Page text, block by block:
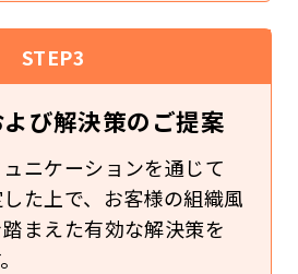
STEP3
び解決策のご提案
ニケーションを通じて
た上で、お客様の組織風
まえた有効な解決策を